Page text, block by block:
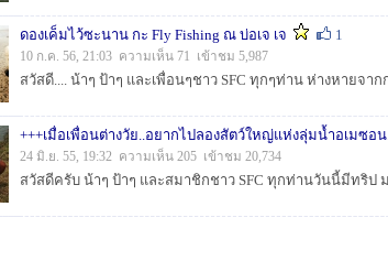
ดองเค็มไว้ซะนาน กะ Fly Fishing ณ บ่อเจ เจ 1
10 ก.ค. 56, 21:03 ความเห็น 71 เข้าชม 5,987
24 มิ.ย. 55, 19:32 ความเห็น 205 เข้าชม 20,734